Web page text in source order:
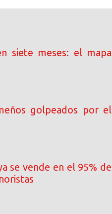
siete meses: el mapa
golpeados por el
se vende en el 95% de